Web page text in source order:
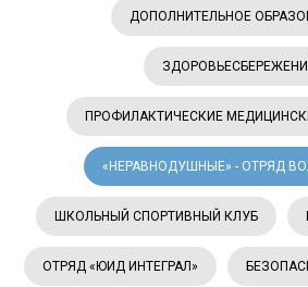
ДОПОЛНИТЕЛЬНОЕ
ПРОФИЛАКТИЧЕСКИЕ
«НЕРАВНОДУШНЫЕ» - ОТРЯД
ШКОЛЬНЫЙ СПОРТИВНЫЙ КЛУБ
ОТРЯД «ЮИД ИНТЕГРАЛ»